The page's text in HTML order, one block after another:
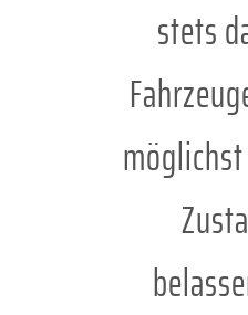
stets